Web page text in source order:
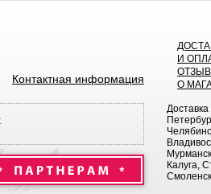
Контактная информация
И
О
Калуга,